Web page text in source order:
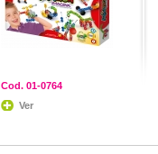
Cod. 01-0764
Ver